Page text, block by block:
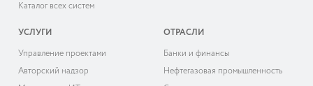
Каталог всех систем
УСЛУГИ
Управление проектами
Авторский надзор
ОТРАСЛИ
Банки и финансы
Нефтегазовая промышленность